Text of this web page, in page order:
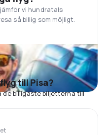
vi hundratals
så billig som möjligt.
till Pisa?
billigaste biljetterna till